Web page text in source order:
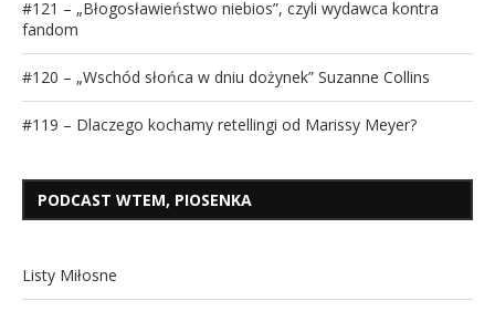
#121 – „Błogosławieństwo niebios”, czyli wydawca kontra
fandom
#120 – „Wschód słońca w dniu dożynek” Suzanne Collins
#119 – Dlaczego kochamy retellingi od Marissy Meyer?
PODCAST WTEM, PIOSENKA
Listy Miłosne